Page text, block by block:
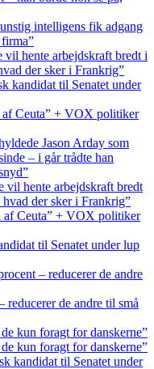
intelligens fik adgang
vil hente arbejdskraft bredt i
der sker i Frankrig”
kandidat til Senatet under
af Ceuta” + VOX politiker
Jason Arday som
– i går trådte han
vil hente arbejdskraft bredt
der sker i Frankrig”
af Ceuta” + VOX politiker
til Senatet under lup
– reducerer de andre
reducerer de andre til små
kun foragt for danskerne”
kun foragt for danskerne”
kandidat til Senatet under